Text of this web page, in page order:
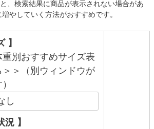
、検索結果に商品が表示されない場合があ
やしていく方法がおすすめです。
】
別おすすめサイズ表
＞＞（別ウィンドウが
況 】